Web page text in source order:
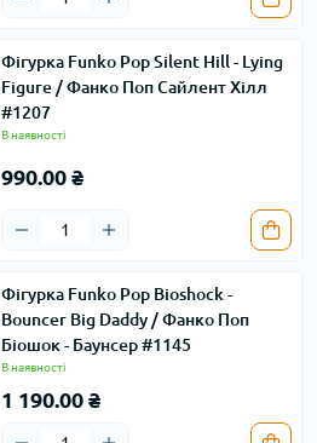
Фігурка Funko Pop Silent Hill - Lying
Figure / Фанко Поп Сайлент Хілл
#1207
В наявності
990.00 ₴
Фігурка Funko Pop Bioshock -
Bouncer Big Daddy / Фанко Поп
Біошок - Баунсер #1145
В наявності
1 190.00 ₴